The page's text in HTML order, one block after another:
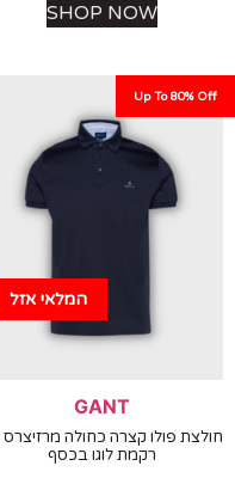
SHOP NOW
Up To
המלאי אזל
GANT
פולו קצרה כחולה מרזיצרס עם
רקמת לוגו בכסף